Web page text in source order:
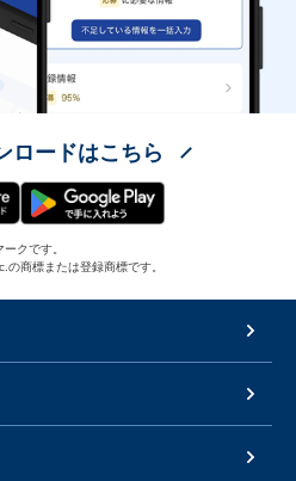
ロードはこちら
クです。
商標または登録商標です。